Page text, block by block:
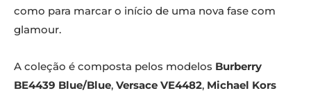
como para marcar o início de uma nova fase com
glamour.
A coleção é composta pelos modelos Burberry
BE4439 Blue/Blue, Versace VE4482, Michael Kors